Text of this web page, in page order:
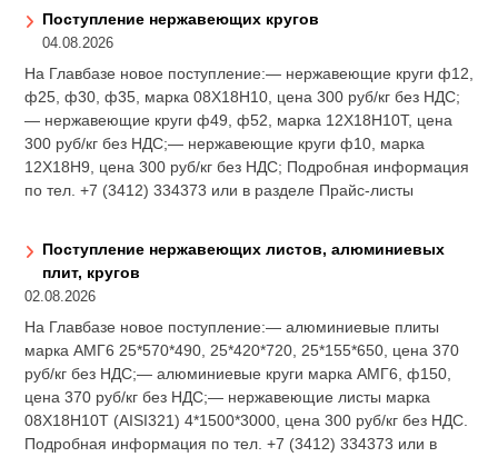
Поступление нержавеющих кругов
04.08.2026
На Главбазе новое поступление:— нержавеющие круги ф12,
ф25, ф30, ф35, марка 08Х18Н10, цена 300 руб/кг без НДС;
— нержавеющие круги ф49, ф52, марка 12Х18Н10Т, цена
300 руб/кг без НДС;— нержавеющие круги ф10, марка
12Х18Н9, цена 300 руб/кг без НДС; Подробная информация
по тел. +7 (3412) 334373 или в разделе Прайс-листы
Поступление нержавеющих листов, алюминиевых
плит, кругов
02.08.2026
На Главбазе новое поступление:— алюминиевые плиты
марка АМГ6 25*570*490, 25*420*720, 25*155*650, цена 370
руб/кг без НДС;— алюминиевые круги марка АМГ6, ф150,
цена 370 руб/кг без НДС;— нержавеющие листы марка
08Х18Н10Т (AISI321) 4*1500*3000, цена 300 руб/кг без НДС.
Подробная информация по тел. +7 (3412) 334373 или в